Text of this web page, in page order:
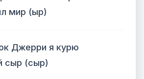
мир (ыр)
Джерри я курю
сыр (сыр)